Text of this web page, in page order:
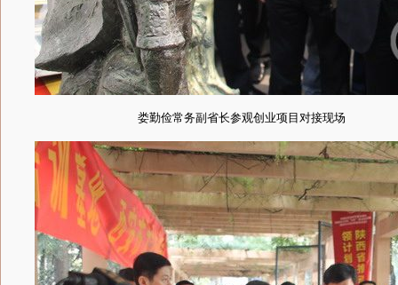
娄勤俭常务副省长参观创业项目对接现场